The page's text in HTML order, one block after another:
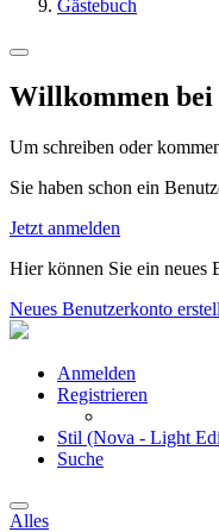
Gästebuch
Willkommen bei
Um schreiben oder
Sie haben schon ein
Jetzt anmelden
Hier können Sie ein neues
Neues Benutzerkonto
Anmelden
Registrieren
Stil (Nova - Light
Suche
Alles